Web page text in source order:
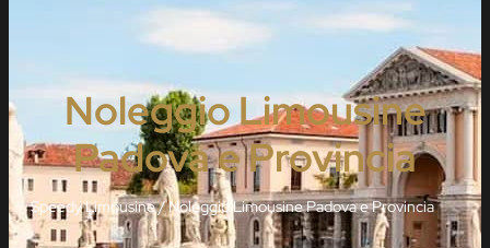
Noleggio Limousine
Padova e Provincia
Speedy Limousine/Noleggio Limousine Padova e Provincia